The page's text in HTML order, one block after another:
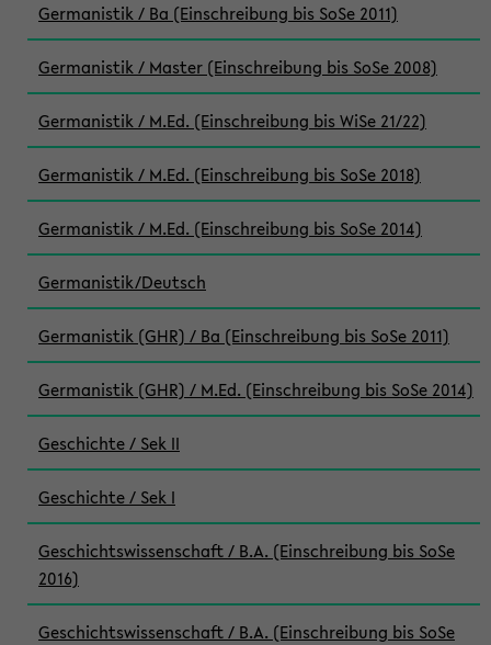
Germanistik / Ba (Einschreibung bis SoSe 2011)
Germanistik / Master (Einschreibung bis SoSe 2008)
Germanistik / M.Ed. (Einschreibung bis WiSe 21/22)
Germanistik / M.Ed. (Einschreibung bis SoSe 2018)
Germanistik / M.Ed. (Einschreibung bis SoSe 2014)
Germanistik/Deutsch
Germanistik (GHR) / Ba (Einschreibung bis SoSe 2011)
Germanistik (GHR) / M.Ed. (Einschreibung bis SoSe 2014)
Geschichte / Sek II
Geschichte / Sek I
Geschichtswissenschaft / B.A. (Einschreibung bis SoSe
2016)
Geschichtswissenschaft / B.A. (Einschreibung bis SoSe